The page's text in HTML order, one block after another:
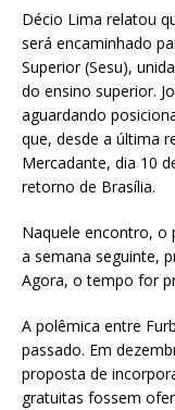
Décio Lima relatou
será encaminhado
Superior (Sesu),
do ensino superior.
aguardando
que, desde a última
Mercadante, dia 10
retorno de Brasília.
Naquele encontro, o
a semana seguinte,
Agora, o tempo for
A polêmica entre
passado. Em
proposta de
gratuitas fossem